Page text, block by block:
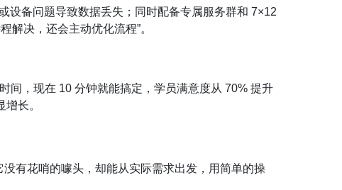
设备问题导致数据丢失；同时配备专属服务群和 7×12
解决，还会主动优化流程”。
间，现在 10 分钟就能搞定，学员满意度从 70% 提升
长。
有花哨的噱头，却能从实际需求出发，用简单的操